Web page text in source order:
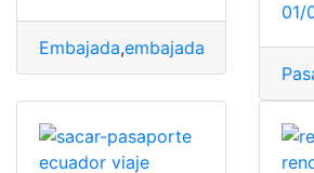
Embajada,embajada española,
01/